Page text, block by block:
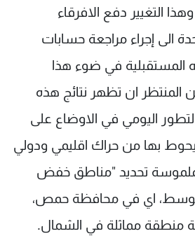
التغيير دفع الافرقاء
الى إجراء مراجعة حسابات
المستقبلية في ضوء هذا
ان تظهر نتائج هذه
اليومي في الاوضاع على
بها من حراك اقليمي ودولي
تحديد "مناطق خفض
اي في محافظة حمص،
منطقة مماثلة في الشمال.
تواصل معنا
سياسة الخصوصية